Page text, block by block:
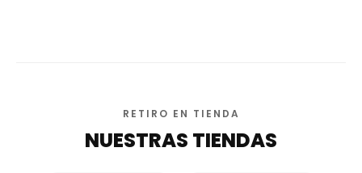
RETIRO EN TIENDA
NUESTRAS TIENDAS